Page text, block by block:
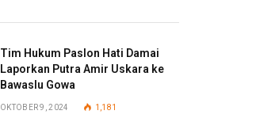
Tim Hukum Paslon Hati Damai
Laporkan Putra Amir Uskara ke
Bawaslu Gowa
OKTOBER 9, 2024 1,181